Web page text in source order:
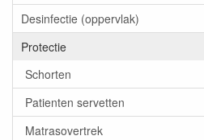
Desinfectie (oppervlak)
Protectie
Schorten
Patienten servetten
Matrasovertrek